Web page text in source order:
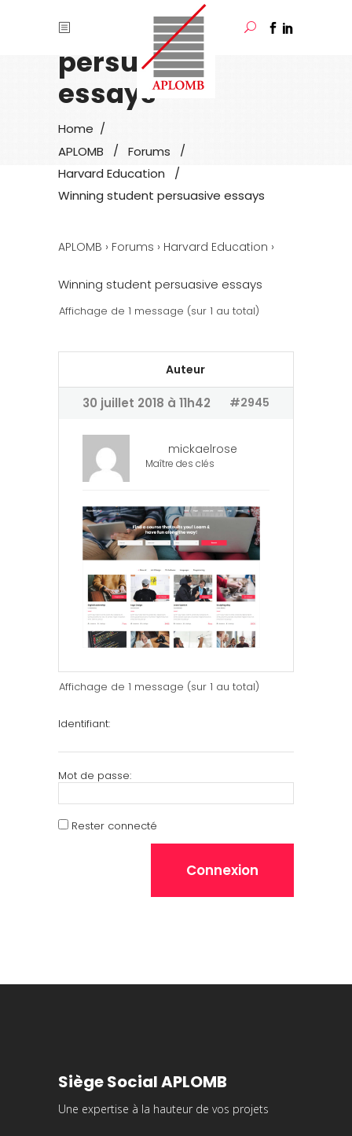
Winning student
persuasive
essays
Home /
APLOMB
/ Forums
/
Harvard Education
/
Winning student persuasive essays
APLOMB › Forums › Harvard Education ›
Winning student persuasive essays
Affichage de 1 message (sur 1 au total)
Auteur
30 juillet 2018 à 11h42 #2945
mickaelrose
Maître des clés
Affichage de 1 message (sur 1 au total)
Identifiant:
Mot de passe:
Rester connecté
Connexion
Siège Social APLOMB
Une expertise à la hauteur de vos projets